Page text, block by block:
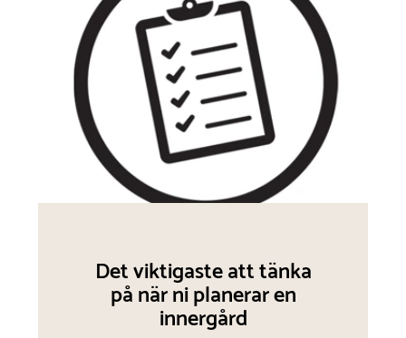
Det viktigaste att tänka
på när ni planerar en
innergård